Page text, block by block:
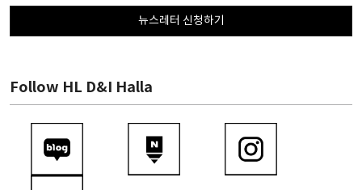
뉴스레터 신청하기
Follow HL D&I Halla